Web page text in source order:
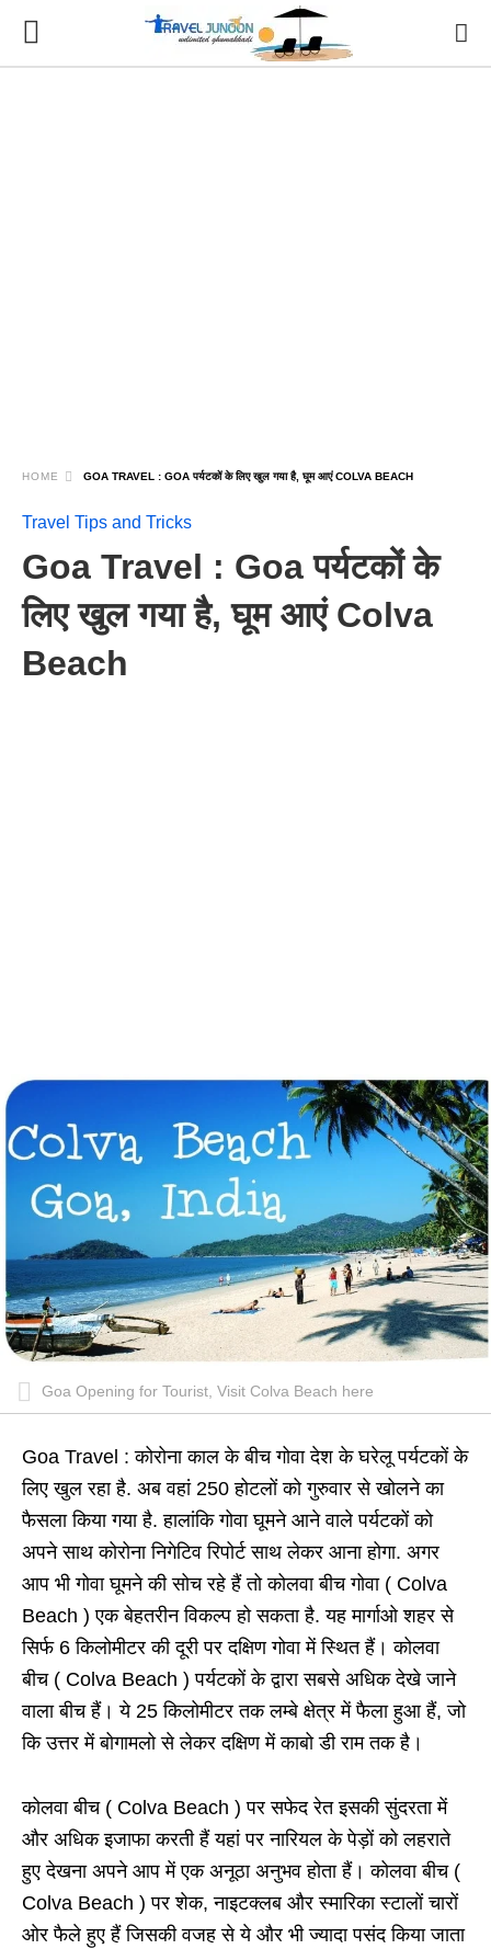
HOME GOA TRAVEL : GOA पर्यटकों के लिए खुल गया है, घूम आएं COLVA BEACH
Travel Tips and Tricks
Goa Travel : Goa पर्यटकों के
लिए खुल गया है, घूम आएं Colva
Beach
Goa Opening for Tourist, Visit Colva Beach here
Goa Travel : कोरोना काल के बीच गोवा देश के घरेलू पर्यटकों के
लिए खुल रहा है. अब वहां 250 होटलों को गुरुवार से खोलने का
फैसला किया गया है. हालांकि गोवा घूमने आने वाले पर्यटकों को
अपने साथ कोरोना निगेटिव रिपोर्ट साथ लेकर आना होगा. अगर
आप भी गोवा घूमने की सोच रहे हैं तो कोलवा बीच गोवा ( Colva
Beach ) एक बेहतरीन विकल्प हो सकता है. यह मार्गाओ शहर से
सिर्फ 6 किलोमीटर की दूरी पर दक्षिण गोवा में स्थित हैं। कोलवा
बीच ( Colva Beach ) पर्यटकों के द्वारा सबसे अधिक देखे जाने
वाला बीच हैं। ये 25 किलोमीटर तक लम्बे क्षेत्र में फैला हुआ हैं,जो
कि उत्तर में बोगामलो से लेकर दक्षिण में काबो डी राम तक है।
कोलवा बीच ( Colva Beach ) पर सफेद रेत इसकी सुंदरता में
और अधिक इजाफा करती हैं यहां पर नारियल के पेड़ों को लहराते
हुए देखना अपने आप में एक अनूठा अनुभव होता हैं। कोलवा बीच (
Colva Beach ) पर शेक,नाइटक्लब और स्मारिका स्टालों चारों
ओर फैले हुए हैं जिसकी वजह से ये और भी ज्यादा पसंद किया जाता